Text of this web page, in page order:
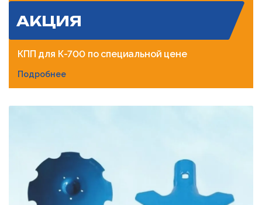
АКЦИЯ
КПП для К-700 по специальной цене
Подробнее